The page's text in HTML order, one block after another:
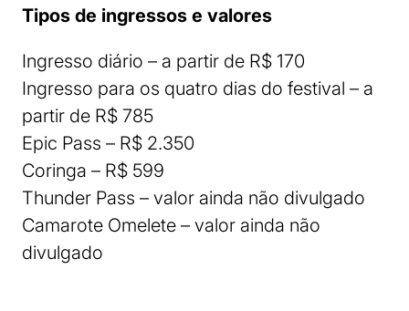
Tipos de ingressos e valores
Ingresso diário – a partir de R$ 170
Ingresso para os quatro dias do festival – a
partir de R$ 785
Epic Pass – R$ 2.350
Coringa – R$ 599
Thunder Pass – valor ainda não divulgado
Camarote Omelete – valor ainda não
divulgado